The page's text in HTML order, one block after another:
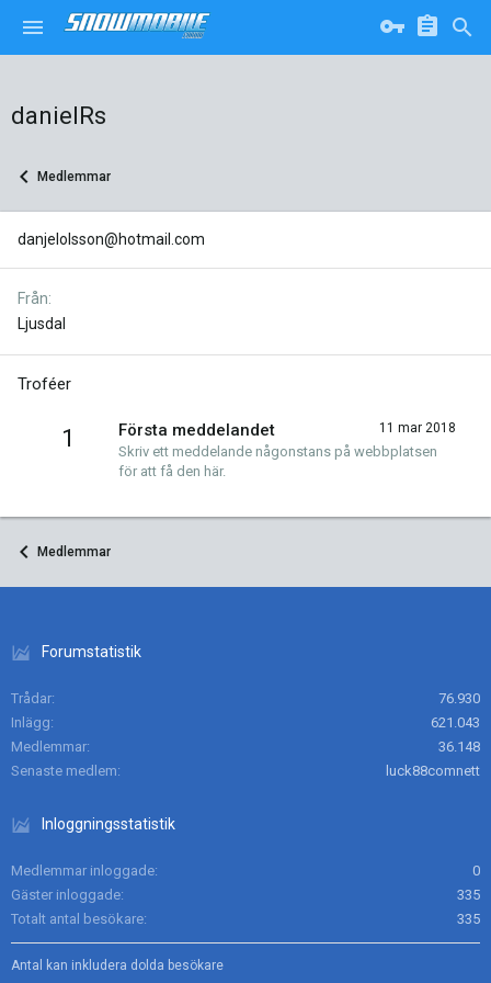
danielRs
Medlemmar
danjelolsson@hotmail.com
Från
Ljusdal
Troféer
1 11 mar 2018
Första meddelandet
Skriv ett meddelande någonstans på webbplatsen
för att få den här.
Medlemmar
Forumstatistik
Trådar
76.930
Inlägg
621.043
Medlemmar
36.148
Senaste medlem
luck88comnett
Inloggningsstatistik
Medlemmar inloggade
0
Gäster inloggade
335
Totalt antal besökare
335
Antal kan inkludera dolda besökare